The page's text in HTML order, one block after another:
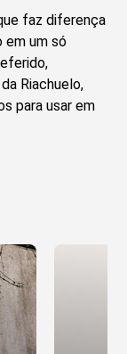
faz diferença
em um só
Riachuelo,
para usar em